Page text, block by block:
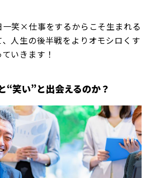
一笑×仕事をするからこそ生まれる
人生の後半戦をよりオモシロくす
いきます！
“笑い”と出会えるのか？